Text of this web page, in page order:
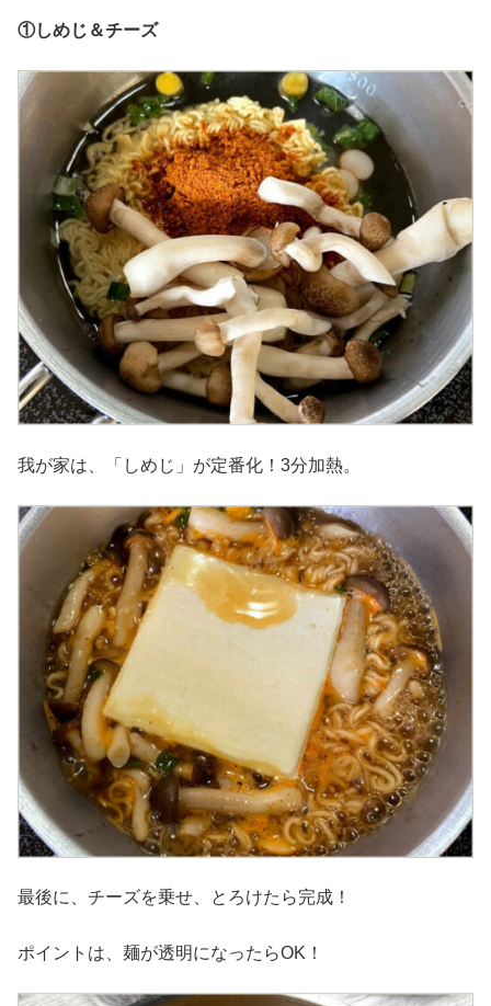
①しめじ＆チーズ
我が家は、「しめじ」が定番化！3分加熱。
最後に、チーズを乗せ、とろけたら完成！
ポイントは、麺が透明になったらOK！